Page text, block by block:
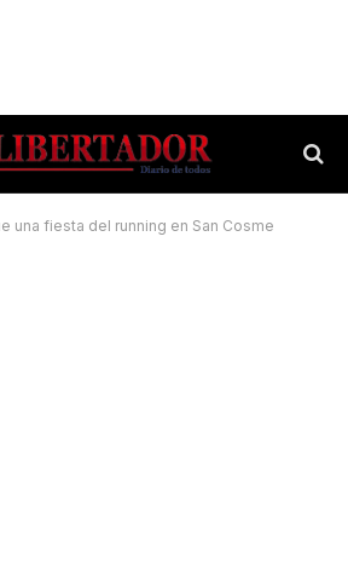
una fiesta del running en San Cosme